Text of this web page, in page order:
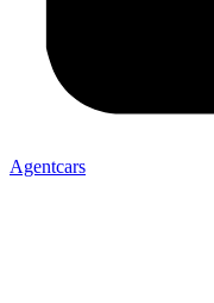
Agentcars